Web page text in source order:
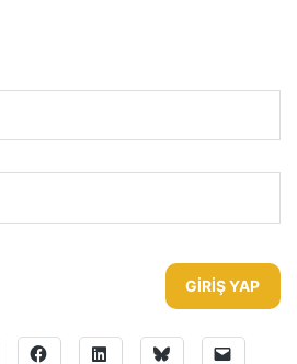
GIRIŞ YAP